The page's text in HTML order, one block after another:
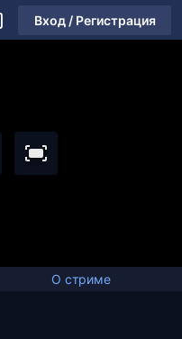
Вход / Регистрация
О стриме